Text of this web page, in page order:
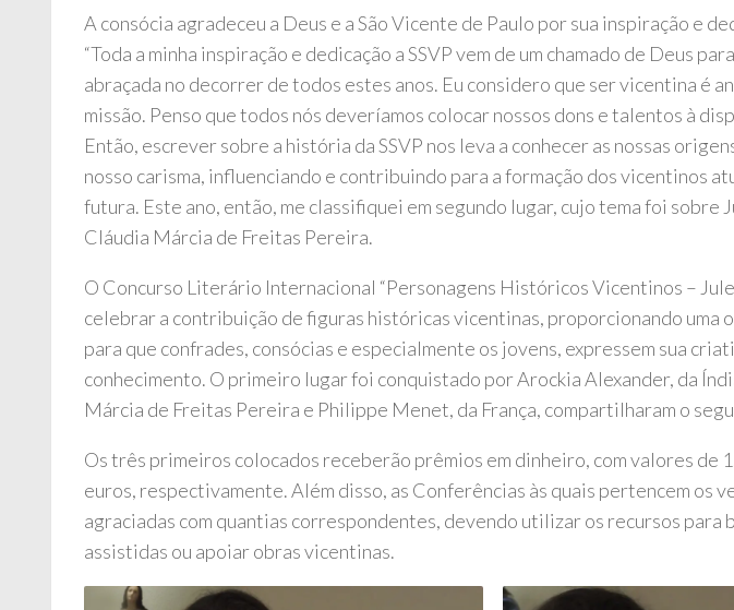
A consócia agradeceu a Deus e a São Vicente de Paulo por sua inspiração e
“Toda a minha inspiração e dedicação a SSVP vem de um chamado de Deus
abraçada no decorrer de todos estes anos. Eu considero que ser vicentina é
missão. Penso que todos nós deveríamos colocar nossos dons e talentos à
Então, escrever sobre a história da SSVP nos leva a conhecer as nossas
nosso carisma, influenciando e contribuindo para a formação dos vicentinos
futura. Este ano, então, me classifiquei em segundo lugar, cujo tema foi sobre
Cláudia Márcia de Freitas Pereira.
O Concurso Literário Internacional “Personagens Históricos Vicentinos –
celebrar a contribuição de figuras históricas vicentinas, proporcionando uma
para que confrades, consócias e especialmente os jovens, expressem sua
conhecimento. O primeiro lugar foi conquistado por Arockia Alexander, da
Márcia de Freitas Pereira e Philippe Menet, da França, compartilharam o
Os três primeiros colocados receberão prêmios em dinheiro, com valores de
euros, respectivamente. Além disso, as Conferências às quais pertencem os
agraciadas com quantias correspondentes, devendo utilizar os recursos para
assistidas ou apoiar obras vicentinas.